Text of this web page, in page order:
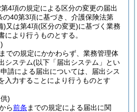
4項の規定による区分の変更の届出
の40第3項に基づき、介護保険法第
)又は第4項(区分の変更)に基づく業務
により行うものとする。
までの規定にかかわらず、業務管理体
システム(以下「届出システム」とい
請による届出については、届出シス
入力することにより行うものとす
)
ら前条 までの規定による届出に関